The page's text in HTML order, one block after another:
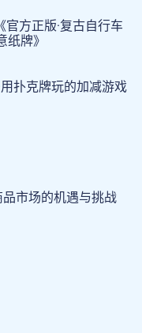
方正版·复古自行车
牌》
扑克牌玩的加减游戏
市场的机遇与挑战